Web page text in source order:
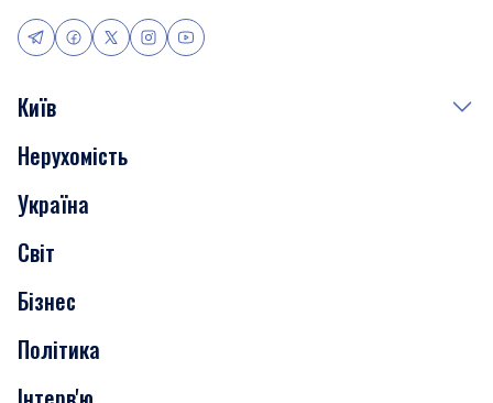
Київ
Події
Скандали
Нерухомість
Транспорт
Нерухомість
Україна
Світ
Бізнес
Політика